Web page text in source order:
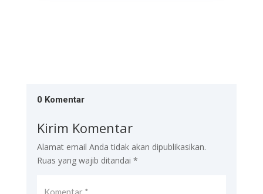
0 Komentar
Kirim Komentar
Alamat email Anda tidak akan dipublikasikan.
Ruas yang wajib ditandai *